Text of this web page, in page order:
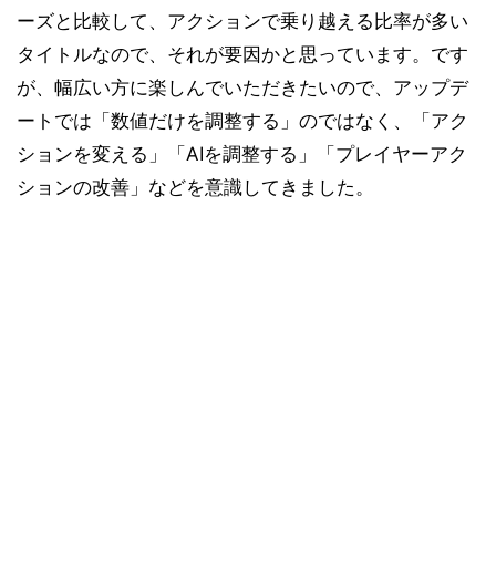
ーズと比較して、アクションで乗り越える比率が多い
タイトルなので、それが要因かと思っています。です
が、幅広い方に楽しんでいただきたいので、アップデ
ートでは「数値だけを調整する」のではなく、「アク
ションを変える」「AIを調整する」「プレイヤーアク
ションの改善」などを意識してきました。